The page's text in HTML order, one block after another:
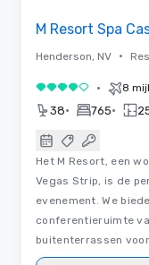
M Resort Spa
Henderson, NV •
4 van 5 • 8 mijl
38• 765•
Het M Resort, een
Vegas Strip, is de
evenement. We
conferentieruimte
buitenterrassen voor